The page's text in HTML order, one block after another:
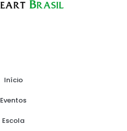
Início
Eventos
Escola